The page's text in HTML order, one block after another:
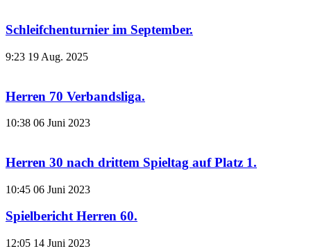
Schleifchenturnier im September.
9:23 19 Aug. 2025
Herren 70 Verbandsliga.
10:38 06 Juni 2023
Herren 30 nach drittem Spieltag auf Platz 1.
10:45 06 Juni 2023
Spielbericht Herren 60.
12:05 14 Juni 2023